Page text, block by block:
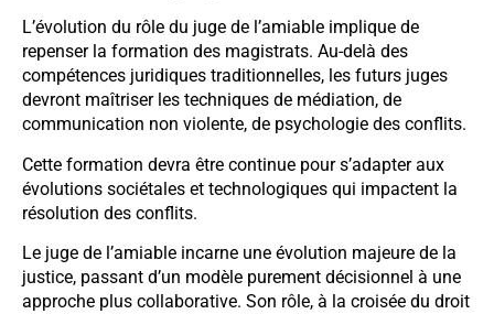
L’évolution du rôle du juge de l’amiable implique de
repenser la formation des magistrats. Au-delà des
compétences juridiques traditionnelles, les futurs juges
devront maîtriser les techniques de médiation, de
communication non violente, de psychologie des conflits.
Cette formation devra être continue pour s’adapter aux
évolutions sociétales et technologiques qui impactent la
résolution des conflits.
Le juge de l’amiable incarne une évolution majeure de la
justice, passant d’un modèle purement décisionnel à une
approche plus collaborative. Son rôle, à la croisée du droit